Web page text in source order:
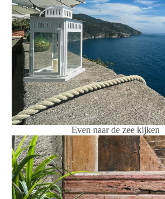
Even naar de zee kijken